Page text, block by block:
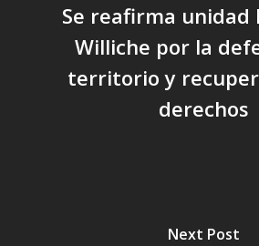
Se reafirma unidad
Williche por la
territorio y
derechos
Next Post